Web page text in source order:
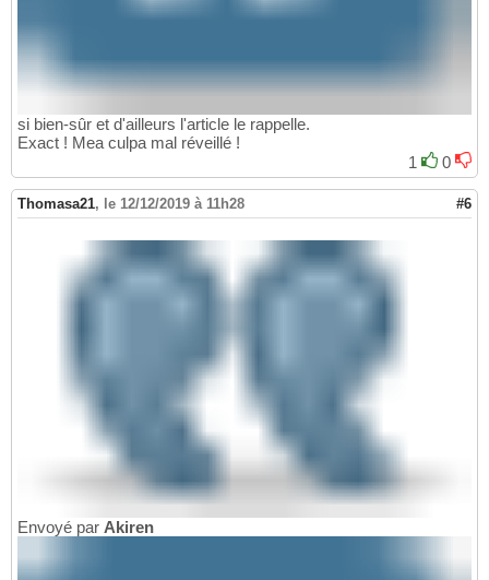
si bien-sûr et d'ailleurs l'article le rappelle.
Exact ! Mea culpa mal réveillé !
1
0
Thomasa21, le 12/12/2019 à 11h28 #6
Envoyé par Akiren